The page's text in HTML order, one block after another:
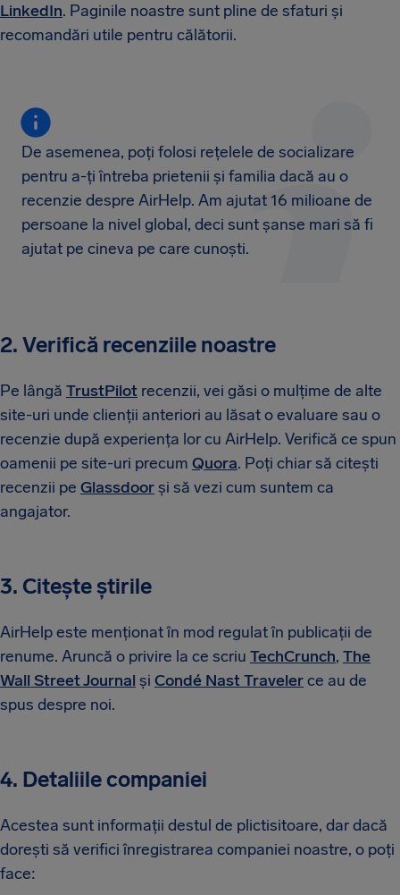
LinkedIn. Paginile noastre sunt pline de sfaturi și
recomandări utile pentru călătorii.
De asemenea, poți folosi rețelele de socializare
pentru a-ți întreba prietenii și familia dacă au o
recenzie despre AirHelp. Am ajutat 16 milioane de
persoane la nivel global, deci sunt șanse mari să fi
ajutat pe cineva pe care cunoști.
2. Verifică recenziile noastre
Pe lângă TrustPilot recenzii, vei găsi o mulțime de alte
site-uri unde clienții anteriori au lăsat o evaluare sau o
recenzie după experiența lor cu AirHelp. Verifică ce spun
oamenii pe site-uri precum Quora. Poți chiar să citești
recenzii pe Glassdoorși să vezi cum suntem ca
angajator.
3. Citește știrile
AirHelp este menționat în mod regulat în publicații de
renume. Aruncă o privire la ce scriu TechCrunch, The
Wall Street Journal și Condé Nast Travelerce au de
spus despre noi.
4. Detaliile companiei
Acestea sunt informații destul de plictisitoare, dar dacă
dorești să verifici înregistrarea companiei noastre, o poți
face: